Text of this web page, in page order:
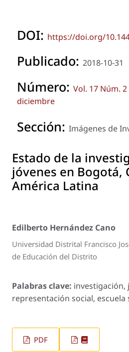
DOI: https://doi.org/
Publicado: 2018-10-31
Número: Vol. 17 Núm.
diciembre
Sección: Imágenes de
Estado de la
jóvenes en Bogotá,
América Latina
Edilberto Hernández Cano
Universidad Distrital Francisco
de Educación del Distrito
Palabras clave: investigación,
representación social, escuela
PDF